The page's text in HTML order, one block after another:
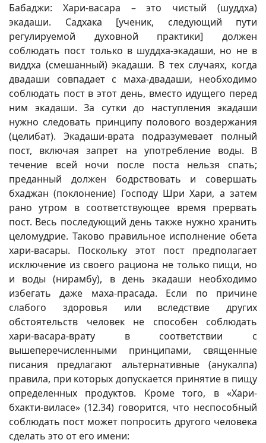
Бабаджи: Хари-васара – это чистый (шуддха)
экадаши. Садхака [ученик, следующий пути
регулируемой духовной практики] должен
соблюдать пост только в шуддха-экадаши, но не в
виддха (смешанный) экадаши. В тех случаях, когда
двадаши совпадает с маха-двадаши, необходимо
соблюдать пост в этот день, вместо идущего перед
ним экадаши. За сутки до наступления экадаши
нужно следовать принципу полового воздержания
(целибат). Экадаши-врата подразумевает полный
пост, включая запрет на употребление воды. В
течение всей ночи после поста нельзя спать;
преданный должен бодрствовать и совершать
бхаджан (поклонение) Господу Шри Хари, а затем
рано утром в соответствующее время прервать
пост. Весь последующий день также нужно хранить
целомудрие. Таково правильное исполнение обета
хари-васары. Поскольку этот пост предполагает
исключение из своего рациона не только пищи, но
и воды (нирамбу), в день экадаши необходимо
избегать даже маха-прасада. Если по причине
слабого здоровья или вследствие других
обстоятельств человек не способен соблюдать
хари-васара-врату в соответствии с
вышеперечисленными принципами, священные
писания предлагают альтернативные (анукалпа)
правила, при которых допускается принятие в пищу
определенных продуктов. Кроме того, в «Хари-
бхакти-виласе» (12.34) говорится, что неспособный
соблюдать пост может попросить другого человека
сделать это от его имени: